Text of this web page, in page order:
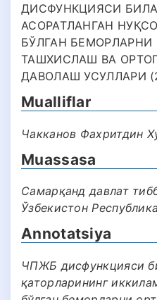
ДИСФУНКЦИЯСИ
АСОРАТЛАНГАН
БЎЛГАН БЕМОРЛАРНИ
ТАШХИСЛАШ ВА
ДАВОЛАШ УСУЛЛАРИ
Mualliflar
Чакканов Фахритдин
Muassasa
Самарқанд давлат
Ўзбекистон
Annotatsiya
ЧПЖБ дисфункцияси
қаторларининг